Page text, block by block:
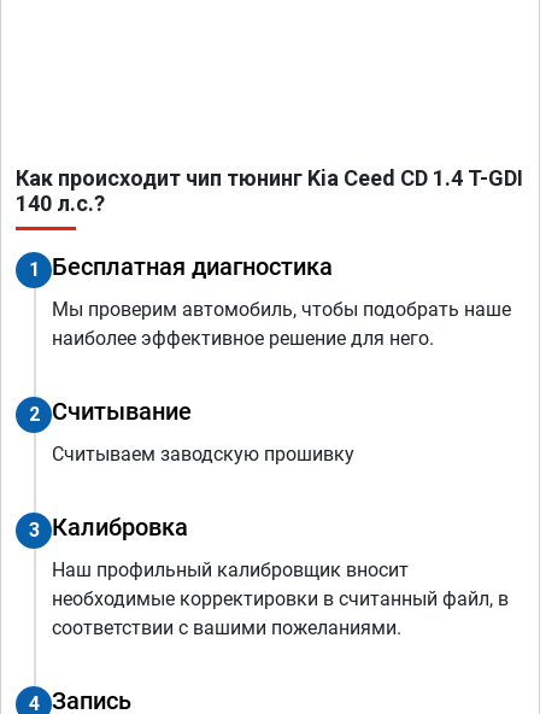
Как происходит чип тюнинг Kia Ceed CD 1.4 T-GDI
140 л.с.?
1 Бесплатная диагностика
Мы проверим автомобиль, чтобы подобрать наше
наиболее эффективное решение для него.
2 Считывание
Считываем заводскую прошивку
3 Калибровка
Наш профильный калибровщик вносит
необходимые корректировки в считанный файл, в
соответствии с вашими пожеланиями.
4 Запись